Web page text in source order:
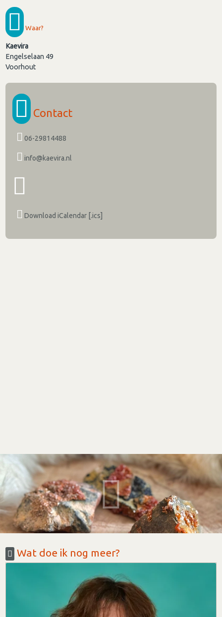
Waar?
Kaevira
Engelselaan 49
Voorhout
Contact
06-29814488
info@kaevira.nl
Download iCalendar [.ics]
Wat doe ik nog meer?